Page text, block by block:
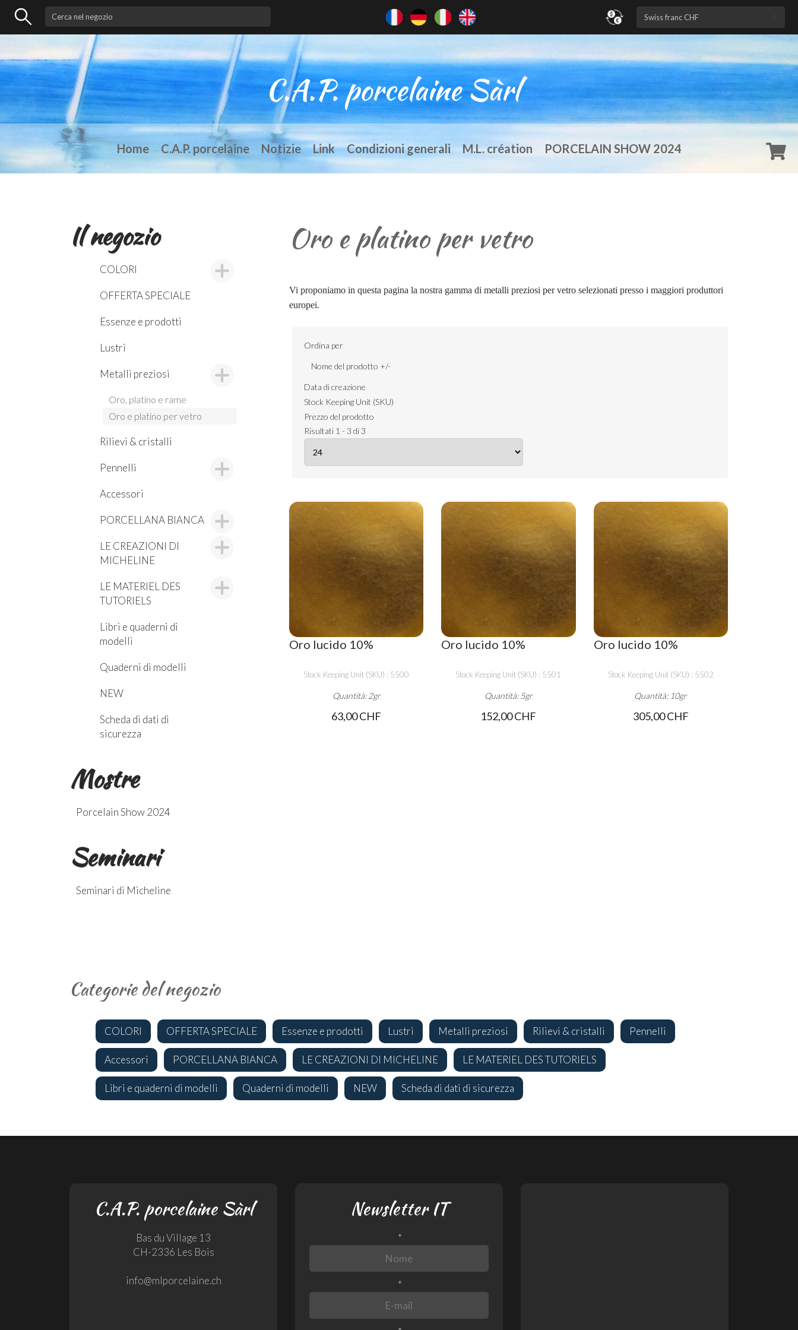
Home C.A.P. porcelaine Notizie Link Condizioni generali M.L. création PORCELAIN SHOW 2024
Il negozio
COLORI
OFFERTA SPECIALE
Essenze e prodotti
Lustri
Metalli preziosi
Oro, platino e rame
Oro e platino per vetro
Rilievi & cristalli
Pennelli
Accessori
PORCELLANA BIANCA
LE CREAZIONI DI
MICHELINE
LE MATERIEL DES
TUTORIELS
Libri e quaderni di
modelli
Quaderni di modelli
NEW
Scheda di dati di
sicurezza
Mostre
Porcelain Show 2024
Seminari
Seminari di Micheline
Oro e platino per vetro
Vi proponiamo in questa pagina la nostra gamma di metalli preziosi per vetro selezionati presso i maggiori produttori
europei.
Ordina per
Nome del prodotto +/-
Data di creazione
Stock Keeping Unit (SKU)
Prezzo del prodotto
Risultati 1 - 3 di 3
Oro lucido 10%
Stock Keeping Unit (SKU) : 5500
Quantità: 2gr
63,00 CHF
Oro lucido 10%
Stock Keeping Unit (SKU) : 5501
Quantità: 5gr
152,00 CHF
Oro lucido 10%
Stock Keeping Unit (SKU) : 5502
Quantità: 10gr
305,00 CHF
Categorie del negozio
COLORI OFFERTA SPECIALE Essenze e prodotti Lustri Metalli preziosi Rilievi & cristalli Pennelli
Accessori PORCELLANA BIANCA LE CREAZIONI DI MICHELINE LE MATERIEL DES TUTORIELS
Libri e quaderni di modelli Quaderni di modelli NEW Scheda di dati di sicurezza
C.A.P. porcelaine Sàrl
Bas du Village 13
CH-2336 Les Bois
info@mlporcelaine.ch
Newsletter IT
*
*